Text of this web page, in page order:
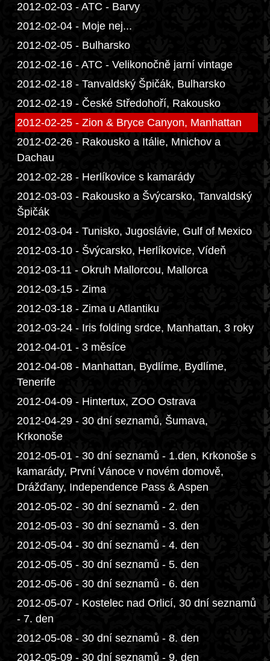
2012-02-03 - ATC - Barvy
2012-02-04 - Moje nej...
2012-02-05 - Bulharsko
2012-02-16 - ATC - Velikonočně jarní vintage
2012-02-18 - Tanvaldský Špičák, Bulharsko
2012-02-19 - České Středohoří, Rakousko
2012-02-25 - Zion & Bryce Canyon, Manhattan
2012-02-26 - Rakousko a Itálie, Mnichov a
Dachau
2012-02-28 - Herlíkovice s kamarády
2012-03-03 - Rakousko a Švýcarsko, Tanvaldský
Špičák
2012-03-04 - Tunisko, Jugoslávie, Gulf of Mexico
2012-03-10 - Švýcarsko, Herlíkovice, Vídeň
2012-03-11 - Okruh Mallorcou, Mallorca
2012-03-15 - Zima
2012-03-18 - Zima u Atlantiku
2012-03-24 - Iris folding srdce, Manhattan, 3 roky
2012-04-01 - 3 měsíce
2012-04-08 - Manhattan, Bydlíme, Bydlíme,
Tenerife
2012-04-09 - Hintertux, ZOO Ostrava
2012-04-29 - 30 dní seznamů, Šumava,
Krkonoše
2012-05-01 - 30 dní seznamů - 1.den, Krkonoše s
kamarády, První Vánoce v novém domově,
Drážďany, Independence Pass & Aspen
2012-05-02 - 30 dní seznamů - 2. den
2012-05-03 - 30 dní seznamů - 3. den
2012-05-04 - 30 dní seznamů - 4. den
2012-05-05 - 30 dní seznamů - 5. den
2012-05-06 - 30 dní seznamů - 6. den
2012-05-07 - Kostelec nad Orlicí, 30 dní seznamů
- 7. den
2012-05-08 - 30 dní seznamů - 8. den
2012-05-09 - 30 dní seznamů - 9. den